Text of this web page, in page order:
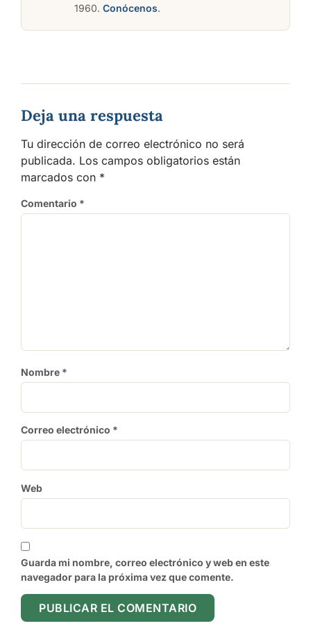
1960. Conócenos.
Deja una respuesta
Tu dirección de correo electrónico no será
publicada. Los campos obligatorios están
marcados con *
Comentario *
Nombre *
Correo electrónico *
Web
Guarda mi nombre, correo electrónico y web en este
navegador para la próxima vez que comente.